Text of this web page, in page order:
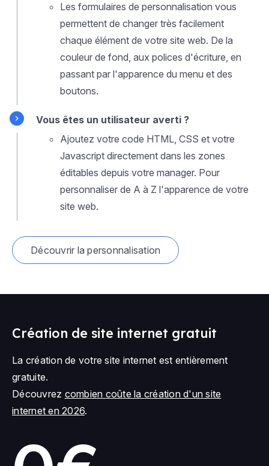
Les formulaires de personnalisation vous
permettent de changer très facilement
chaque élément de votre site web. De la
couleur de fond, aux polices d'écriture, en
passant par l'apparence du menu et des
boutons.
Vous êtes un utilisateur averti ?
Ajoutez votre code HTML, CSS et votre
Javascript directement dans les zones
éditables depuis votre manager. Pour
personnaliser de A à Z l'apparence de votre
site web.
Découvrir la personnalisation
Création de site internet gratuit
La création de votre site internet est entièrement
gratuite.
Découvrez combien coûte la création d'un site
internet en 2026.